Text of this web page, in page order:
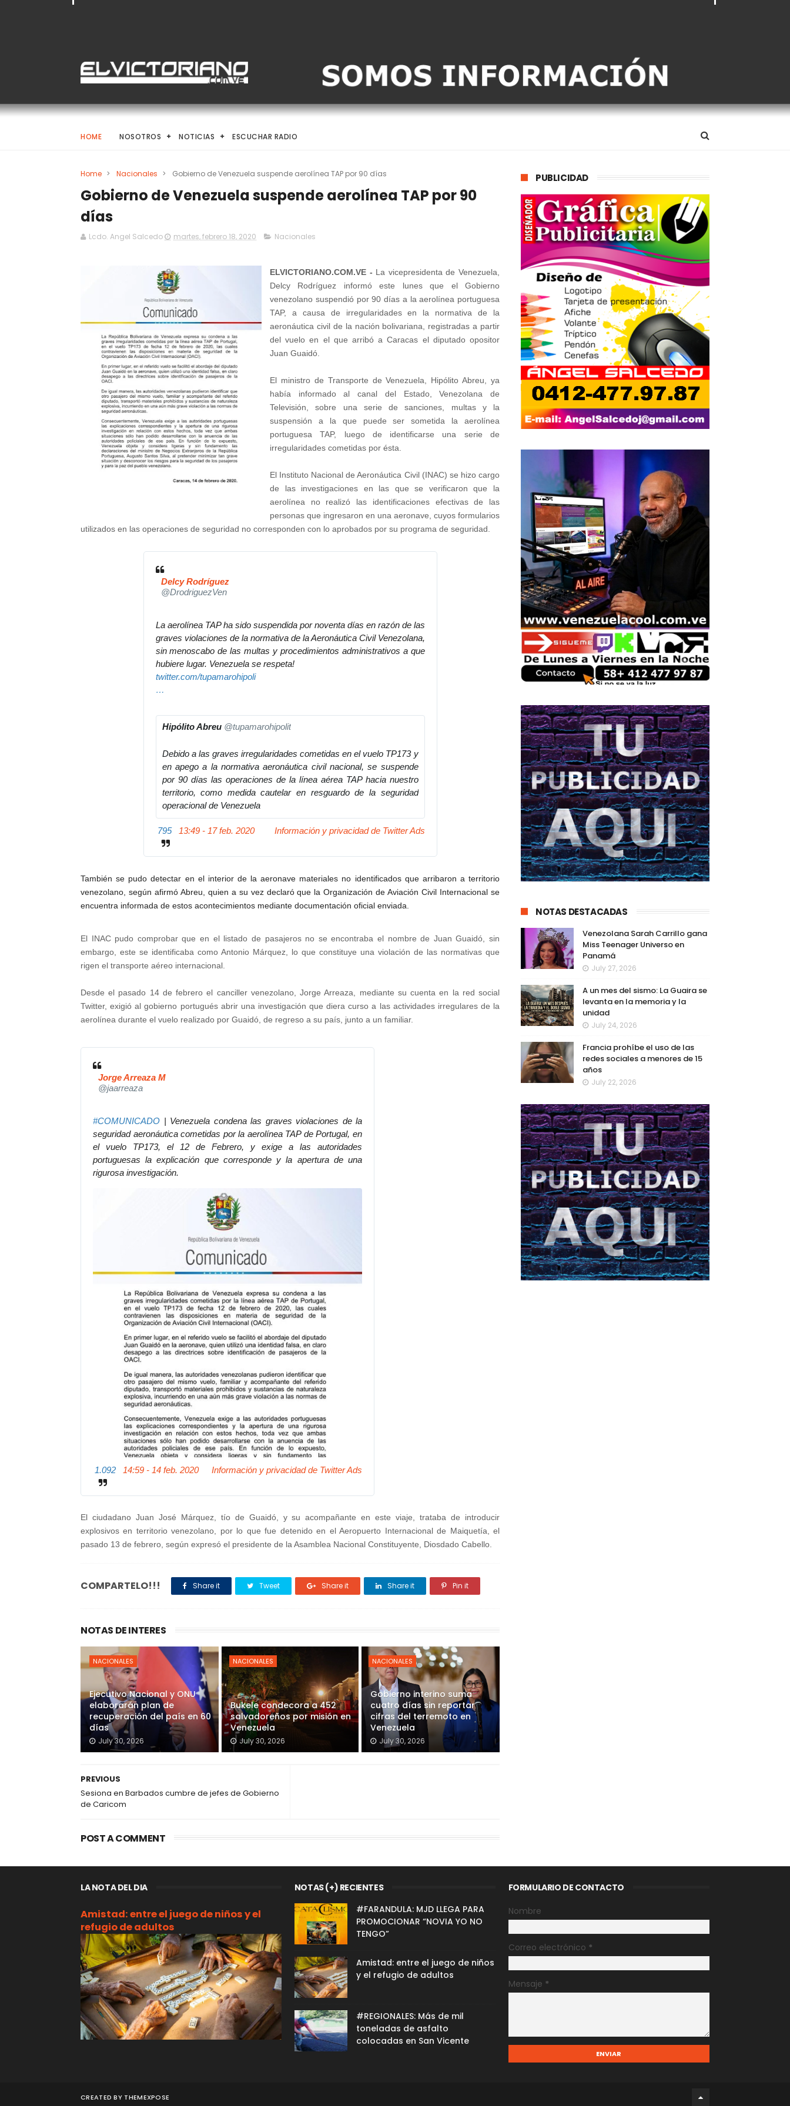
HOME NOSOTROS NOTICIAS ESCUCHAR RADIO
Home > Nacionales > Gobierno de Venezuela suspende aerolínea TAP por 90 días
Gobierno de Venezuela suspende aerolínea TAP por 90
días
Lcdo. Angel Salcedo martes, febrero 18, 2020 Nacionales
ELVICTORIANO.COM.VE - La vicepresidenta de Venezuela,
Delcy Rodríguez informó este lunes que el Gobierno
venezolano suspendió por 90 días a la aerolínea portuguesa
TAP, a causa de irregularidades en la normativa de la
aeronáutica civil de la nación bolivariana, registradas a partir
del vuelo en el que arribó a Caracas el diputado opositor
Juan Guaidó.
El ministro de Transporte de Venezuela, Hipólito Abreu, ya
había informado al canal del Estado, Venezolana de
Televisión, sobre una serie de sanciones, multas y la
suspensión a la que puede ser sometida la aerolínea
portuguesa TAP, luego de identificarse una serie de
irregularidades cometidas por ésta.
El Instituto Nacional de Aeronáutica Civil (INAC) se hizo cargo
de las investigaciones en las que se verificaron que la
aerolínea no realizó las identificaciones efectivas de las
personas que ingresaron en una aeronave, cuyos formularios
utilizados en las operaciones de seguridad no corresponden con lo aprobados por su programa de seguridad.
Delcy Rodríguez
@DrodriguezVen
La aerolínea TAP ha sido suspendida por noventa días en razón de las
graves violaciones de la normativa de la Aeronáutica Civil Venezolana,
sin menoscabo de las multas y procedimientos administrativos a que
hubiere lugar. Venezuela se respeta!
h
t
p
twitter.com/tupamarohipoli
t
s
2
2
4
1
8
0
9
6
4
0
…
Hipólito Abreu @tupamarohipolit
Debido a las graves irregularidades cometidas en el vuelo TP173 y
en apego a la normativa aeronáutica civil nacional, se suspende
por 90 días las operaciones de la línea aérea TAP hacia nuestro
territorio, como medida cautelar en resguardo de la seguridad
operacional de Venezuela
795 13:49 - 17 feb. 2020 Información y privacidad de Twitter Ads
También se pudo detectar en el interior de la aeronave materiales no identificados que arribaron a territorio
venezolano, según afirmó Abreu, quien a su vez declaró que la Organización de Aviación Civil Internacional se
encuentra informada de estos acontecimientos mediante documentación oficial enviada.
El INAC pudo comprobar que en el listado de pasajeros no se encontraba el nombre de Juan Guaidó, sin
embargo, este se identificaba como Antonio Márquez, lo que constituye una violación de las normativas que
rigen el transporte aéreo internacional.
Desde el pasado 14 de febrero el canciller venezolano, Jorge Arreaza, mediante su cuenta en la red social
Twitter, exigió al gobierno portugués abrir una investigación que diera curso a las actividades irregulares de la
aerolínea durante el vuelo realizado por Guaidó, de regreso a su país, junto a un familiar.
Jorge Arreaza M
@jaarreaza
#COMUNICADO | Venezuela condena las graves violaciones de la
seguridad aeronáutica cometidas por la aerolínea TAP de Portugal, en
el vuelo TP173, el 12 de Febrero, y exige a las autoridades
portuguesas la explicación que corresponde y la apertura de una
rigurosa investigación.
1.092 14:59 - 14 feb. 2020 Información y privacidad de Twitter Ads
El ciudadano Juan José Márquez, tío de Guaidó, y su acompañante en este viaje, trataba de introducir
explosivos en territorio venezolano, por lo que fue detenido en el Aeropuerto Internacional de Maiquetía, el
pasado 13 de febrero, según expresó el presidente de la Asamblea Nacional Constituyente, Diosdado Cabello.
COMPARTELO!!! Share it Tweet Share it Share it Pin it
NOTAS DE INTERES
NACIONALES
Ejecutivo Nacional y ONU
elaborarán plan de
recuperación del país en 60
días
July 30, 2026
NACIONALES
Bukele condecora a 452
salvadoreños por misión en
Venezuela
July 30, 2026
NACIONALES
Gobierno interino suma
cuatro días sin reportar
cifras del terremoto en
Venezuela
July 30, 2026
PREVIOUS
Sesiona en Barbados cumbre de jefes de Gobierno
de Caricom
POST A COMMENT
PUBLICIDAD
NOTAS DESTACADAS
Venezolana Sarah Carrillo gana
Miss Teenager Universo en
Panamá
July 27, 2026
A un mes del sismo: La Guaira se
levanta en la memoria y la
unidad
July 24, 2026
Francia prohíbe el uso de las
redes sociales a menores de 15
años
July 22, 2026
LA NOTA DEL DIA
Amistad: entre el juego de niños y el
refugio de adultos
NOTAS (+) RECIENTES
#FARANDULA: MJD LLEGA PARA
PROMOCIONAR “NOVIA YO NO
TENGO”
Amistad: entre el juego de niños
y el refugio de adultos
#REGIONALES: Más de mil
toneladas de asfalto
colocadas en San Vicente
FORMULARIO DE CONTACTO
Nombre
Correo electrónico *
Mensaje *
CREATED BY THEMEXPOSE